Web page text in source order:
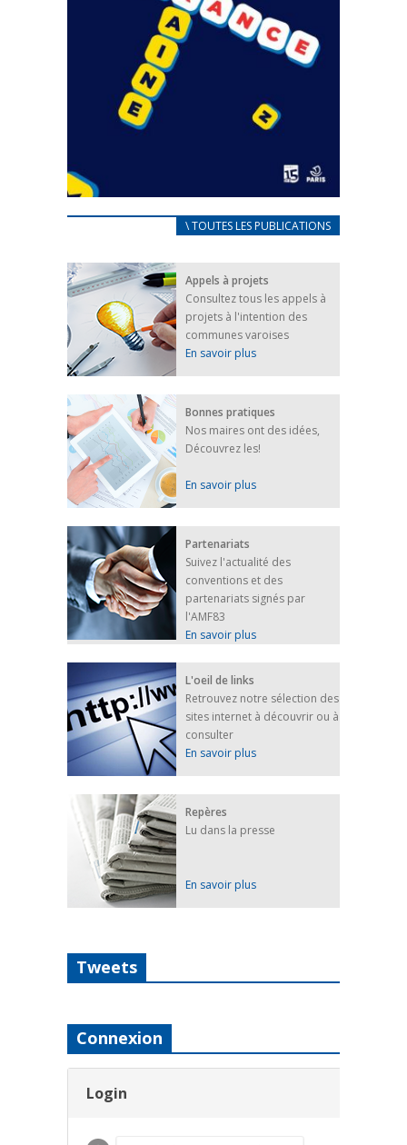
CARNET D’ACCUEIL
25 avril 2022
Afin d’accompagner au mieux les réfugiés
ukrainiens arrivés en France,...
FEUILLETER
\ TOUTES LES PUBLICATIONS
Appels à projets
Consultez tous les appels à
projets à l'intention des
communes varoises
En savoir plus
Bonnes pratiques
Nos maires ont des idées,
Découvrez les!
En savoir plus
Partenariats
Suivez l'actualité des
conventions et des
partenariats signés par
l'AMF83
En savoir plus
L'oeil de links
Retrouvez notre sélection des
sites internet à découvrir ou à
consulter
En savoir plus
Repères
Lu dans la presse
En savoir plus
Tweets
Connexion
Login